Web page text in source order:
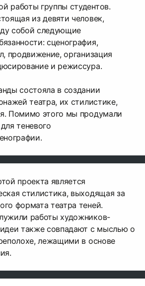
работы группы студентов.
из девяти человек,
собой следующие
сценография,
продвижение, организация
и режиссура.
состояла в создании
театра, их стилистике,
Помимо этого мы продумали
теневого
проекта является
стилистика, выходящая за
формата театра теней.
работы художников-
также совпадают с мыслью о
лежащими в основе